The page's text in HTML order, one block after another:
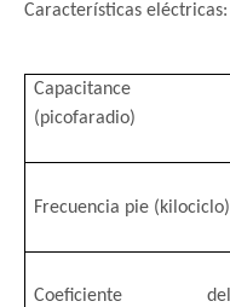
Características eléctricas:
Capacitance
(picofaradio)
Frecuencia pie (kilociclo)
Coeficiente del